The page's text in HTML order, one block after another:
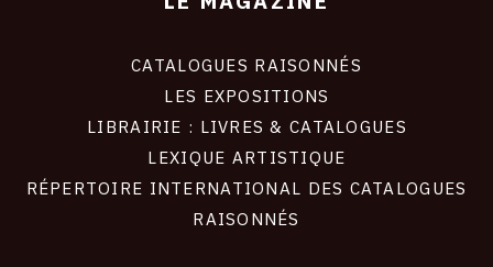
CATALOGUES RAISONNÉS
LES EXPOSITIONS
LIBRAIRIE : LIVRES & CATALOGUES
LEXIQUE ARTISTIQUE
RÉPERTOIRE INTERNATIONAL DES CATALOGUES
RAISONNÉS